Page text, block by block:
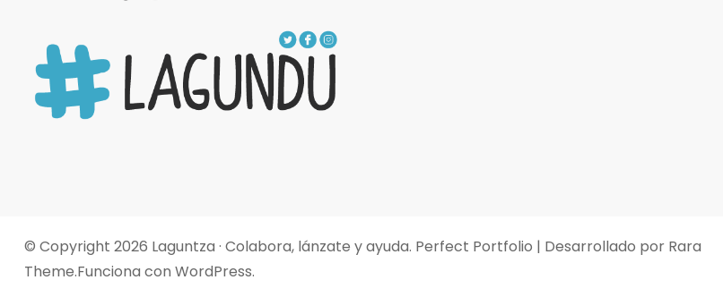
© Copyright 2026 Laguntza · Colabora, lánzate y ayuda. Perfect Portfolio | Desarrollado por Rara
Theme.Funciona con WordPress.